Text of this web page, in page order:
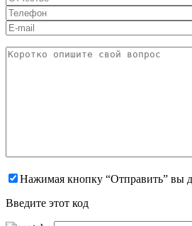
Нажимая кнопку “Отправить” вы
Введите этот код